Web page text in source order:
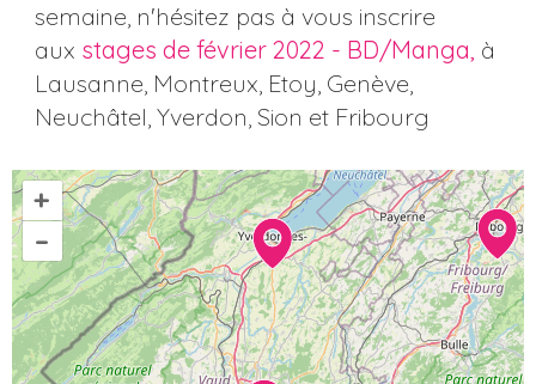
semaine, n'hésitez pas à vous inscrire
aux stages de février 2022 - BD/Manga, à
Lausanne, Montreux, Etoy, Genève,
Neuchâtel, Yverdon, Sion et Fribourg
+
–